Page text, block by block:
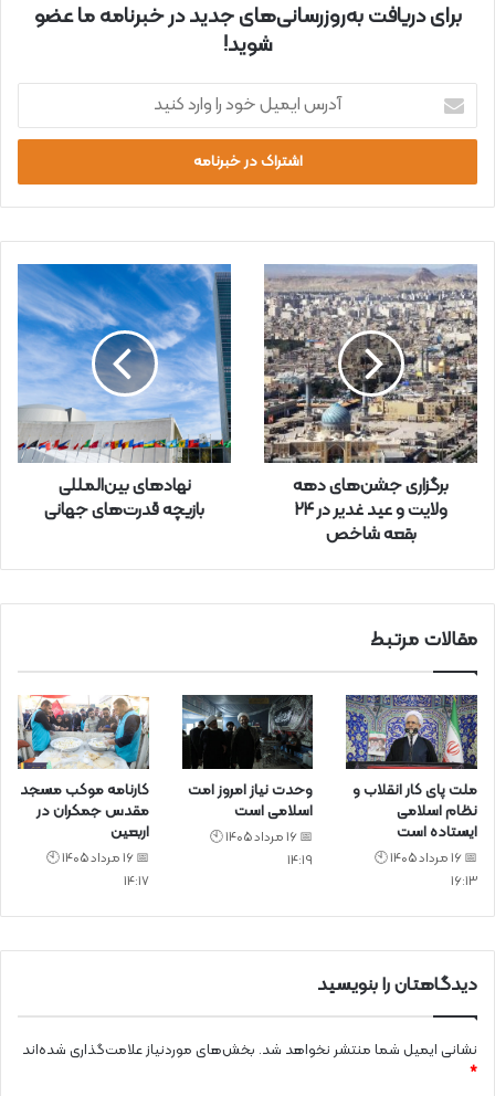
برای دریافت به‌روزرسانی‌های جدید در خبرنامه ما عضو
شوید!
ر
ا
ی
ل
خ
و
د
ر
ا
و
ا
ر
برگزاری جشن‌های دهه
ولایت و عید غدیر در ۲۴
بقعه شاخص
نهادهای بین‌المللی
بازیچه قدرت‌های جهانی
مقالات مرتبط
ملت پای کار انقلاب و
نظام اسلامی
ایستاده است
📅 16 مرداد 1405 🕙
16:13
وحدت نیاز امروز امت
اسلامی است
📅 16 مرداد 1405 🕙
14:19
کارنامه موکب مسجد
مقدس جمکران در
اربعین
📅 16 مرداد 1405 🕙
14:17
دیدگاهتان را بنویسید
نشانی ایمیل شما منتشر نخواهد شد. بخش‌های موردنیاز علامت‌گذاری شده‌اند
*